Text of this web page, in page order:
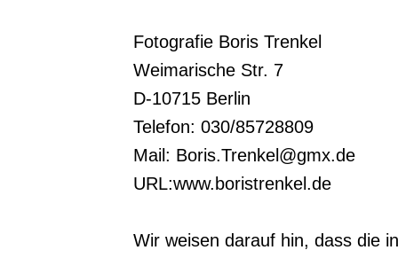
Fotografie Boris Trenkel
Weimarische Str. 7
D-10715 Berlin
Telefon: 030/85728809
Mail: Boris.Trenkel@gmx.de
URL:www.boristrenkel.de
Wir weisen darauf hin, dass die